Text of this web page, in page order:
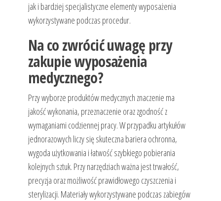
jak i bardziej specjalistyczne elementy wyposażenia
wykorzystywane podczas procedur.
Na co zwrócić uwagę przy
zakupie wyposażenia
medycznego?
Przy wyborze produktów medycznych znaczenie ma
jakość wykonania, przeznaczenie oraz zgodność z
wymaganiami codziennej pracy. W przypadku artykułów
jednorazowych liczy się skuteczna bariera ochronna,
wygoda użytkowania i łatwość szybkiego pobierania
kolejnych sztuk. Przy narzędziach ważna jest trwałość,
precyzja oraz możliwość prawidłowego czyszczenia i
sterylizacji. Materiały wykorzystywane podczas zabiegów